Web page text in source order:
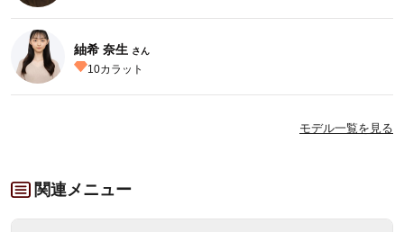
紬希 奈生 さん
10カラット
モデル一覧を見る
関連メニュー